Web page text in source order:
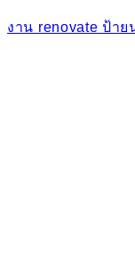
งาน renovate ป้า